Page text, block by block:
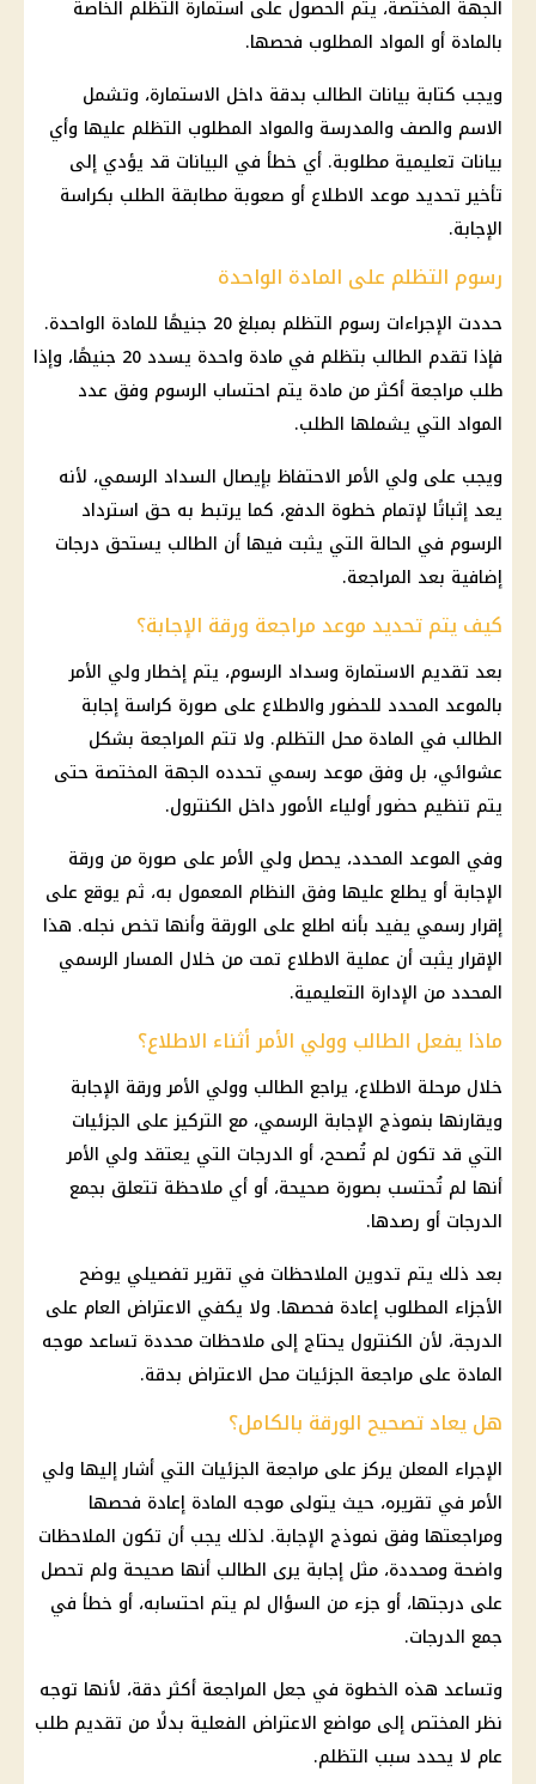
الجهة المختصة، يتم الحصول على استمارة التظلم الخاصة
بالمادة أو المواد المطلوب فحصها.
ويجب كتابة بيانات الطالب بدقة داخل الاستمارة، وتشمل
الاسم والصف والمدرسة والمواد المطلوب التظلم عليها وأي
بيانات تعليمية مطلوبة. أي خطأ في البيانات قد يؤدي إلى
تأخير تحديد موعد الاطلاع أو صعوبة مطابقة الطلب بكراسة
الإجابة.
رسوم التظلم على المادة الواحدة
حددت الإجراءات رسوم التظلم
بمبلغ 20 جنيهًا للمادة الواحدة.
فإذا تقدم الطالب بتظلم في مادة واحدة يسدد 20 جنيهًا، وإذا
طلب مراجعة أكثر من مادة يتم احتساب الرسوم وفق عدد
المواد التي يشملها الطلب.
ويجب على ولي الأمر الاحتفاظ بإيصال السداد الرسمي، لأنه
يعد إثباتًا لإتمام خطوة الدفع، كما يرتبط به حق استرداد
الرسوم في الحالة التي يثبت فيها أن الطالب يستحق درجات
إضافية بعد المراجعة.
كيف يتم تحديد موعد مراجعة ورقة الإجابة؟
بعد تقديم الاستمارة وسداد الرسوم، يتم إخطار ولي الأمر
بالموعد المحدد للحضور والاطلاع على صورة كراسة إجابة
الطالب في المادة محل التظلم. ولا تتم المراجعة بشكل
عشوائي، بل وفق موعد رسمي تحدده الجهة المختصة حتى
يتم تنظيم حضورأولياء الأمورداخل الكنترول.
وفي الموعد المحدد، يحصل ولي الأمر على صورة من ورقة
الإجابة أو يطلع عليها وفق النظام المعمول به، ثم يوقع على
إقرار رسمي يفيد بأنه اطلع على الورقة وأنها تخص نجله. هذا
الإقرار يثبت أن عملية الاطلاع تمت من خلال المسار الرسمي
المحدد من الإدارة التعليمية.
ماذا يفعل الطالب وولي الأمر أثناء الاطلاع؟
خلال مرحلة الاطلاع، يراجع الطالب وولي الأمر ورقة الإجابة
ويقارنها بنموذج الإجابة الرسمي، مع التركيز على الجزئيات
التي قد تكون لم تُصحح، أو الدرجات التي يعتقد ولي الأمر
أنها لم تُحتسب بصورة صحيحة، أو أي ملاحظة تتعلق بجمع
الدرجات أو رصدها.
بعد ذلك يتم تدوين الملاحظات في تقرير تفصيلي يوضح
الأجزاء المطلوب إعادة فحصها. ولا يكفي الاعتراض العام على
الدرجة، لأن الكنترول يحتاج إلى ملاحظات محددة تساعد موجه
المادة على مراجعة الجزئيات محل الاعتراض بدقة.
هل يعاد تصحيح الورقة بالكامل؟
الإجراء المعلن يركز على مراجعة الجزئيات التي أشار إليها ولي
الأمر في تقريره، حيث يتولى موجه المادة إعادة فحصها
ومراجعتها وفق نموذج الإجابة. لذلك يجب أن تكون الملاحظات
واضحة ومحددة، مثل إجابة يرى الطالب أنها صحيحة ولم تحصل
على درجتها، أو جزء من السؤال لم يتم احتسابه، أو خطأ في
جمع الدرجات.
وتساعد هذه الخطوة في جعل المراجعة أكثر دقة، لأنها توجه
نظر المختص إلى مواضع الاعتراض الفعلية بدلًا من تقديم طلب
عام لا يحدد سبب التظلم.